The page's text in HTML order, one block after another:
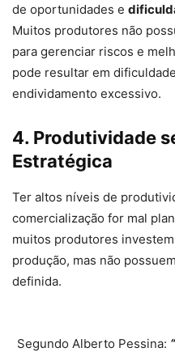
de oportunidades e
Muitos produtores não
para gerenciar riscos e
pode resultar em
endividamento excessivo.
4. Produtividade
Estratégica
Ter altos níveis de
comercialização for mal
muitos produtores
produção, mas não
definida.
Segundo Alberto Pessina: